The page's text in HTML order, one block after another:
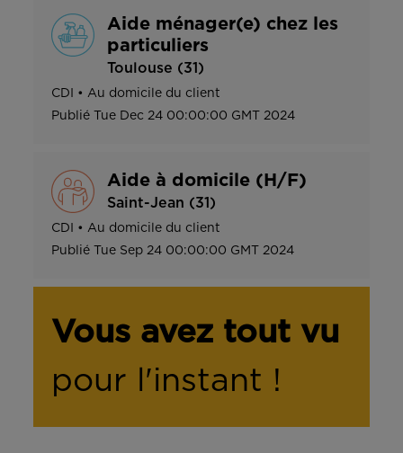
Aide ménager(e) chez les
particuliers
Toulouse (31)
CDI • Au domicile du client
Publié
Tue Dec 24 00:00:00 GMT 2024
Aide à domicile (H/F)
Saint-Jean (31)
CDI • Au domicile du client
Publié Tue Sep 24 00:00:00 GMT 2024
Vous avez tout vu
pour l'instant !